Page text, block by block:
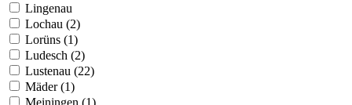
Lingenau
Lochau (2)
Lorüns (1)
Ludesch (2)
Lustenau (22)
Mäder (1)
Meiningen (1)